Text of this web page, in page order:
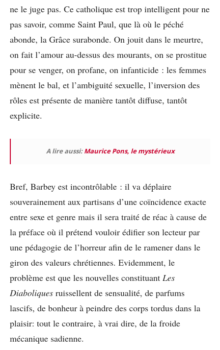
ne le juge pas. Ce catholique est trop intelligent pour ne
pas savoir, comme Saint Paul, que là où le péché
abonde, la Grâce surabonde. On jouit dans le meurtre,
on fait l’amour au-dessus des mourants, on se prostitue
pour se venger, on profane, on infanticide : les femmes
mènent le bal, et l’ambiguité sexuelle, l’inversion des
rôles est présente de manière tantôt diffuse, tantôt
explicite.
A lire aussi:Maurice Pons, le mystérieux
Bref, Barbey est incontrôlable : il va déplaire
souverainement aux partisans d’une coïncidence exacte
entre sexe et genre mais il sera traité de réac à cause de
la préface où il prétend vouloir édifier son lecteur par
une pédagogie de l’horreur afin de le ramener dans le
giron des valeurs chrétiennes. Evidemment, le
problème est que les nouvelles constituant Les
Diaboliques ruissellent de sensualité, de parfums
lascifs, de bonheur à peindre des corps tordus dans la
plaisir: tout le contraire, à vrai dire, de la froide
mécanique sadienne.